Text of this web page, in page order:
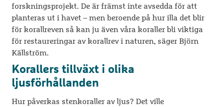
forskningsprojekt. De är främst inte avsedda för att
planteras ut i havet – men beroende på hur illa det blir
för korallreven så kan ju även våra koraller bli viktiga
för restaureringar av korallrev i naturen, säger Björn
Källström.
Korallers tillväxt i olika
ljusförhållanden
Hur påverkas stenkoraller av ljus? Det ville